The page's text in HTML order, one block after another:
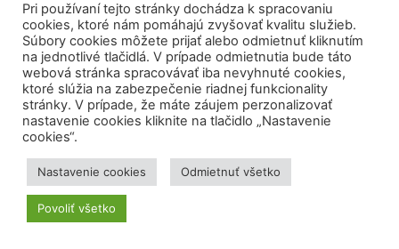
Pri používaní tejto stránky dochádza k spracovaniu
cookies, ktoré nám pomáhajú zvyšovať kvalitu služieb.
Súbory cookies môžete prijať alebo odmietnuť kliknutím
na jednotlivé tlačidlá. V prípade odmietnutia bude táto
webová stránka spracovávať iba nevyhnuté cookies,
ktoré slúžia na zabezpečenie riadnej funkcionality
stránky. V prípade, že máte záujem perzonalizovať
nastavenie cookies kliknite na tlačidlo „Nastavenie
cookies“.
Nastavenie cookies Odmietnuť všetko
Povoliť všetko